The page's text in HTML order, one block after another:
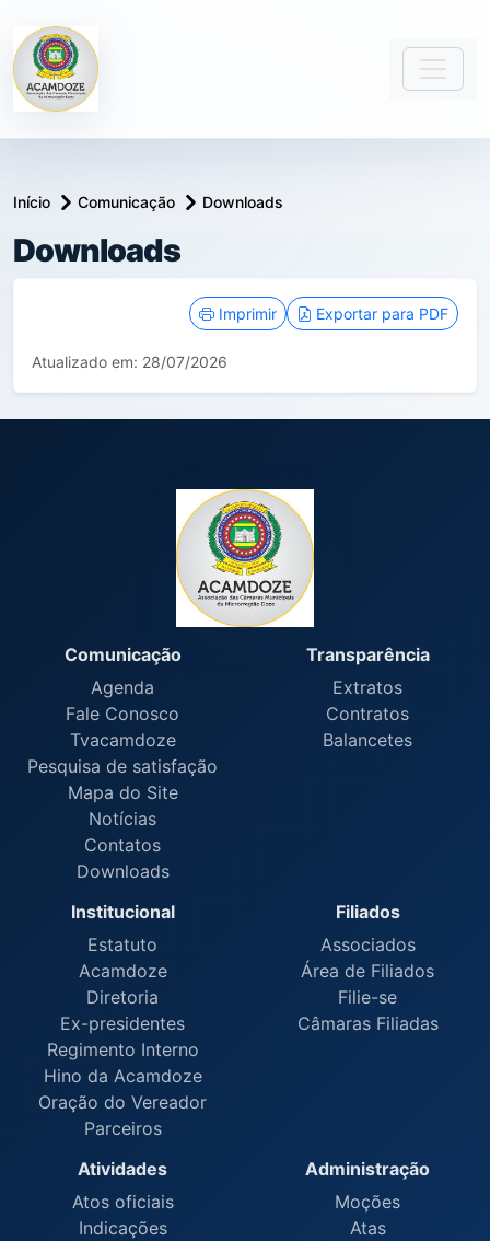
Início Comunicação Downloads
conteúdo principal
Downloads
Imprimir Exportar para PDF
Atualizado em: 28/07/2026
Comunicação
Agenda
Fale Conosco
Tvacamdoze
Pesquisa de satisfação
Mapa do Site
Notícias
Contatos
Downloads
Transparência
Extratos
Contratos
Balancetes
Institucional
Estatuto
Acamdoze
Diretoria
Ex-presidentes
Regimento Interno
Hino da Acamdoze
Oração do Vereador
Parceiros
Filiados
Associados
Área de Filiados
Filie-se
Câmaras Filiadas
Atividades
Atos oficiais
Indicações
Administração
Moções
Atas